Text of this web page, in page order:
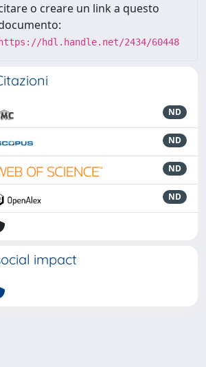
o creare un link a questo
https://hdl.handle.net/2434/60448
ND
ND
ND
ND
impact